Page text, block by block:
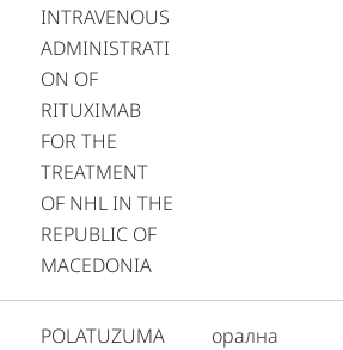
INTRAVENOUS
ADMINISTRATI
ON OF
RITUXIMAB
FOR THE
TREATMENT
OF NHL IN THE
REPUBLIC OF
MACEDONIA
POLATUZUMA
орална